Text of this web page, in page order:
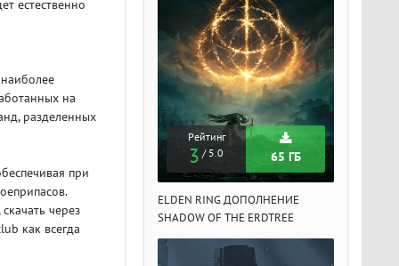
естественно
на
разделенных
при
через
как всегда
RING ДОПОЛНЕНИЕ
OF THE ERDTREE
Рейтинг
3 / 5.0 65 ГБ
ELDEN RING ДОПОЛНЕНИЕ
SHADOW OF THE ERDTREE